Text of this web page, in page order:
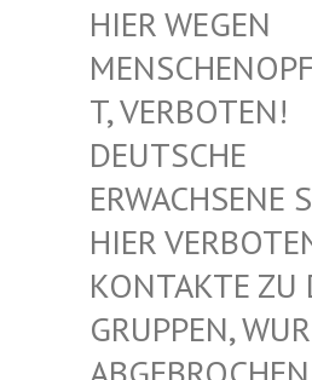
IER WEGEN M
, VERBOTEN! D
EUTSCHE E
RWACHSENE
IER
ONTAKTE ZU
RUPPEN,